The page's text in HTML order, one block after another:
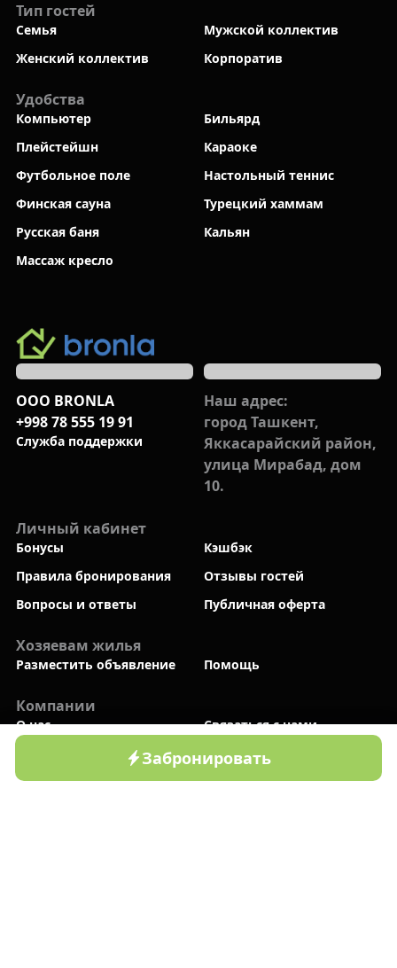
Дачи Зоны отдыха
Новый
Забронировать
Тип гостей
Семья
Мужской коллектив
Женский коллектив
Корпоратив
Удобства
Компьютер
Бильярд
Плейстейшн
Караоке
Футбольное поле
Настольный теннис
Финская сауна
Турецкий хаммам
Русская баня
Кальян
Массаж кресло
ООО BRONLA
+998 78 555 19 91
Cлужба поддержки
Наш адрес:
город Ташкент,
Яккасарайский район,
улица Мирабад, дом
10.
Личный кабинет
Бонусы
Кэшбэк
Правила бронирования
Отзывы гостей
Вопросы и ответы
Публичная оферта
Хозяевам жилья
Разместить объявление Помощь
Компании
О нас
Связаться с нами
Политика
конфиденциальности